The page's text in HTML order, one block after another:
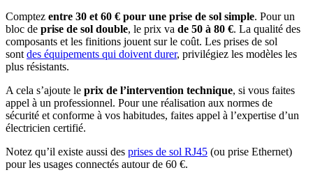
Comptez entre 30 et 60 € pour une prise de sol simple. Pour un
bloc de prise de sol double, le prix va de 50 à 80 €. La qualité des
composants et les finitions jouent sur le coût. Les prises de sol
sontdes équipements qui doivent durer, privilégiez les modèles les
plus résistants.
A cela s’ajoute le prix de l’intervention technique, si vous faites
appel à un professionnel. Pour une réalisation aux normes de
sécurité et conforme à vos habitudes, faites appel à l’expertise d’un
électricien certifié.
Notez qu’il existe aussi des prises de sol RJ45 (ou prise Ethernet)
pour les usages connectés autour de 60 €.